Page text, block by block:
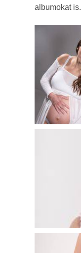
albumokat is.